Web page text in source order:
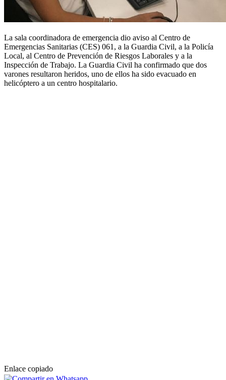
La sala coordinadora de emergencia dio aviso al Centro de
Emergencias Sanitarias (CES) 061, a la Guardia Civil, a la Policía
Local, al Centro de Prevención de Riesgos Laborales y a la
Inspección de Trabajo. La Guardia Civil ha confirmado que dos
varones resultaron heridos, uno de ellos ha sido evacuado en
helicóptero a un centro hospitalario.
Enlace copiado